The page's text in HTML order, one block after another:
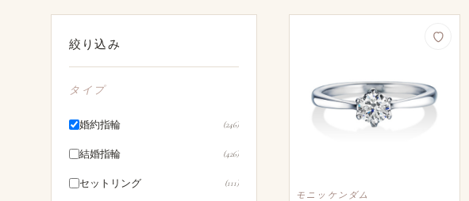
絞り込み
タイプ
婚約指輪 (246)
結婚指輪 (426)
セットリング (111)
モニッケンダム